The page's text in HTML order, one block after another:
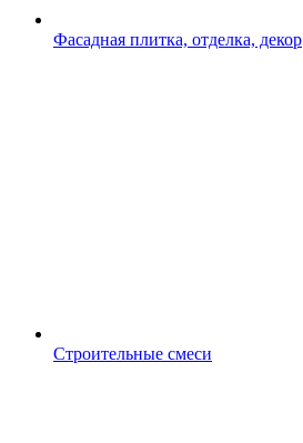
Фасадная плитка, отделка, декор
Строительные смеси